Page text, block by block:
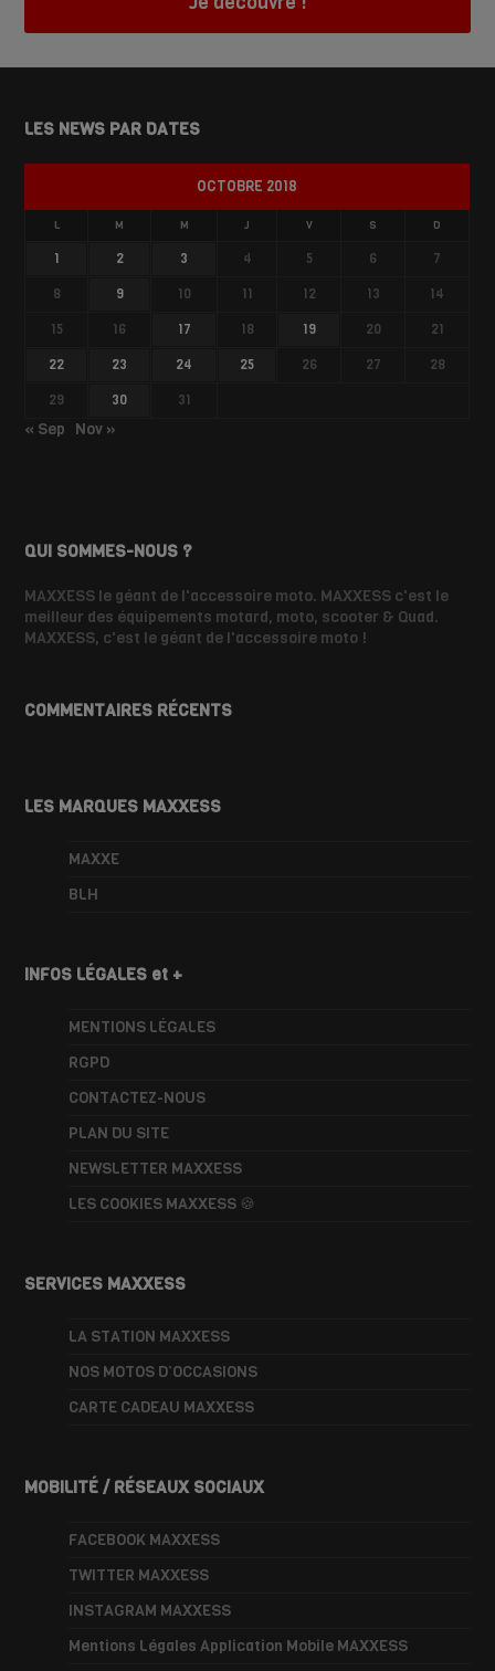
LES NEWS PAR DATES
OCTOBRE 2018
L M M J V S D
1 2 3 4 5 6
7
8
9 10 11 12 13
14
15
16 17 18 19 20
21
22
23 24 25 26 27
28
29
30 31
« Sep Nov »
QUI SOMMES-NOUS ?
MAXXESS le géant de l'accessoire moto. MAXXESS c'est le
meilleur des équipements motard, moto, scooter & Quad.
MAXXESS, c'est le géant de l'accessoire moto !
COMMENTAIRES RÉCENTS
LES MARQUES MAXXESS
MAXXE
BLH
INFOS LÉGALES et +
MENTIONS LÉGALES
RGPD
CONTACTEZ-NOUS
PLAN DU SITE
NEWSLETTER MAXXESS
LES COOKIES MAXXESS 🍪
SERVICES MAXXESS
LA STATION MAXXESS
NOS MOTOS D’OCCASIONS
CARTE CADEAU MAXXESS
MOBILITÉ / RÉSEAUX SOCIAUX
FACEBOOK MAXXESS
TWITTER MAXXESS
INSTAGRAM MAXXESS
Mentions Légales Application Mobile MAXXESS